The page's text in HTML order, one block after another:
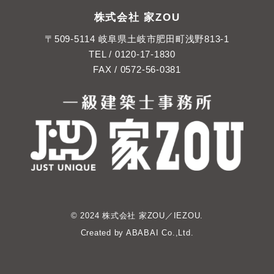
株式会社 家ZOU
〒509-5114 岐阜県土岐市肥田町浅野813-1
TEL / 0120-17-1830
FAX / 0572-56-0381
© 2024 株式会社 家ZOU／IEZOU.
Created by ABABAI Co.,Ltd.